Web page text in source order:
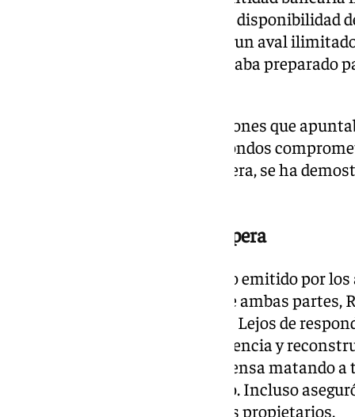
Santander habían certificado la disponibilidad
completar la operación. «Había un aval
compra del Sevilla. El dinero estaba preparado
También rechazó las informaciones que
Capital o a problemas con los fondos
demostrar la capacidad financiera, se ha
Una llamada que todavía espera
Pese a la dureza del comunicado emitido por
deterioro de las relaciones entre ambas partes,
durante toda la comparecencia. Lejos de
la prioridad debe ser la supervivencia y
gente esperaba una rueda de prensa matando
importante es el Sevilla», señaló. Incluso
recibir una nueva llamada de los propietarios.